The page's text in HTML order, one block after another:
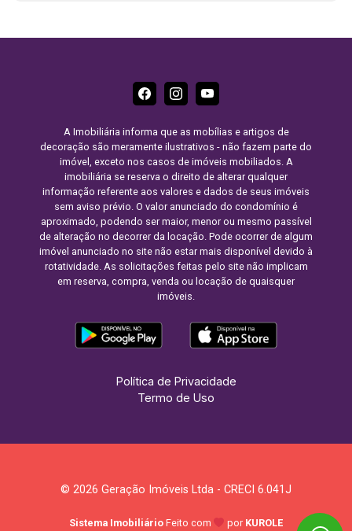
A Imobiliária informa que as mobílias e artigos de
decoração são meramente ilustrativos - não fazem parte do
imóvel, exceto nos casos de imóveis mobiliados. A
imobiliária se reserva o direito de alterar qualquer
informação referente aos valores e dados de seus imóveis
sem aviso prévio. O valor anunciado do condomínio é
aproximado, podendo ser maior, menor ou mesmo passível
de alteração no decorrer da locação. Pode ocorrer de algum
imóvel anunciado no site não estar mais disponível devido à
rotatividade. As solicitações feitas pelo site não implicam
em reserva, compra, venda ou locação de quaisquer
imóveis.
Política de Privacidade
Termo de Uso
© 2026 Geração Imóveis Ltda - CRECI 6.041J
Sistema Imobiliário Feito com por KUROLE